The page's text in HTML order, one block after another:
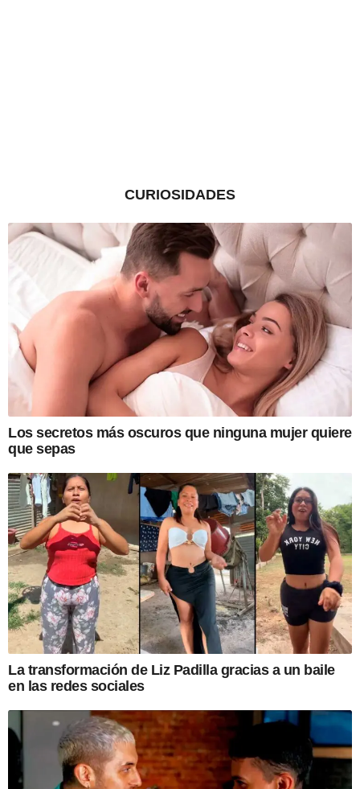
CURIOSIDADES
Los secretos más oscuros que ninguna mujer quiere
que sepas
La transformación de Liz Padilla gracias a un baile
en las redes sociales